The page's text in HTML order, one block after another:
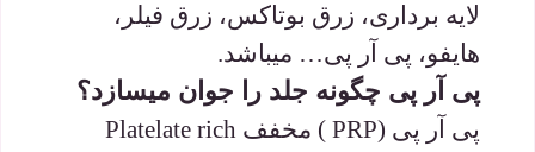
لایه برداری، زرق بوتاکس، زرق فیلر،
هایفو، پی آر پی… میباشد.
پی آر پی چگونه جلد را جوان میسازد؟
پی آر پی (PRP ) مخفف Platelate rich